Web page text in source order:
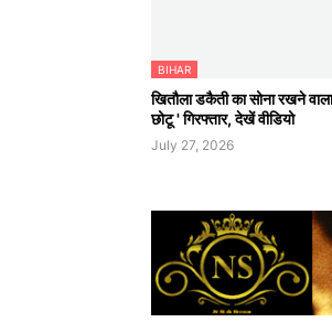
BIHAR
खितौला डकैती का सोना रखने
छोटू ' गिरफ्तार, देखें वीडियो
July 27, 2026